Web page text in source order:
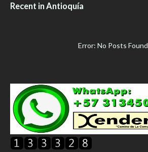
Recent in Antioquía
Error: No Posts Found